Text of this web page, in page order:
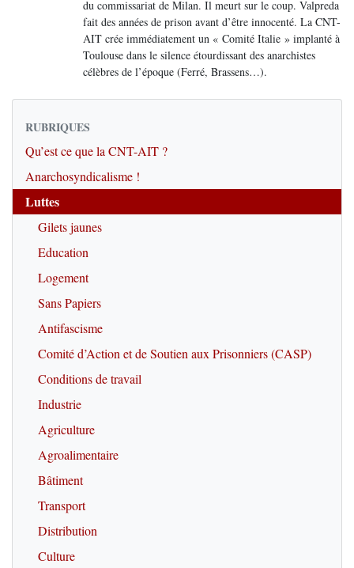
du commissariat de Milan. Il meurt sur le coup. Valpreda
fait des années de prison avant d’être innocenté. La CNT-
AIT crée immédiatement un « Comité Italie » implanté à
Toulouse dans le silence étourdissant des anarchistes
célèbres de l’époque (Ferré, Brassens…).
RUBRIQUES
Qu’est ce que la CNT-AIT ?
Anarchosyndicalisme !
Luttes
Gilets jaunes
Education
Logement
Sans Papiers
Antifascisme
Comité d’Action et de Soutien aux Prisonniers (CASP)
Conditions de travail
Industrie
Agriculture
Agroalimentaire
Bâtiment
Transport
Distribution
Culture